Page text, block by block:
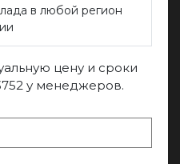
в любой регион
цену и сроки
у менеджеров.